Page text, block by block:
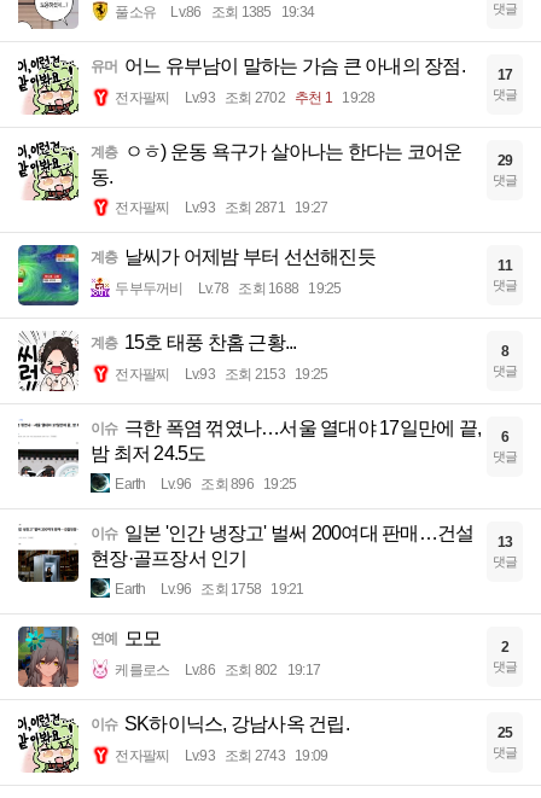
풀소유 Lv.86 조회 1385 19:34 댓글
유머 어느 유부남이 말하는 가슴 큰 아내의 장점.
전자팔찌 Lv.93 조회 2702 추천 1 19:28
17
댓글
계층
ㅇㅎ) 운동 욕구가 살아나는 한다는 코어운
동.
전자팔찌 Lv.93 조회 2871 19:27
29
댓글
계층 날씨가 어제밤 부터 선선해진듯
두부두꺼비 Lv.78 조회 1688 19:25
11
댓글
계층 15호 태풍 찬홈 근황...
전자팔찌 Lv.93 조회 2153 19:25
8
댓글
이슈 극한 폭염 꺾였나…서울 열대야 17일만에 끝,
밤 최저 24.5도
Earth Lv.96 조회 896 19:25
6
댓글
이슈 일본 '인간 냉장고' 벌써 200여대 판매…건설
현장·골프장서 인기
Earth Lv.96 조회 1758 19:21
13
댓글
연예 모모
케를로스 Lv.86 조회 802 19:17
2
댓글
이슈 SK하이닉스, 강남사옥 건립.
전자팔찌 Lv.93 조회 2743 19:09
25
댓글